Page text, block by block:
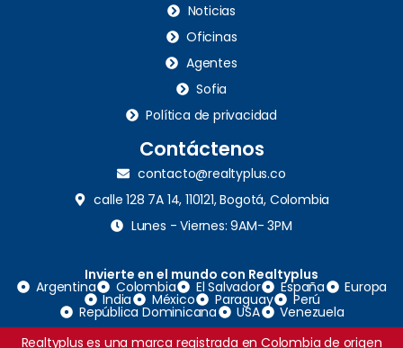
Noticias
Oficinas
Agentes
Sofia
Política de privacidad
Contáctenos
contacto@realtyplus.co
calle 128 7A 14, 110121, Bogotá, Colombia
Lunes - Viernes: 9AM- 3PM
Invierte en el mundo con Realtyplus
Argentina Colombia El Salvador España Europa
India México Paraguay Perú
República Dominicana USA
Venezuela
Realtyplus es una marca registrada en Colombia de origen